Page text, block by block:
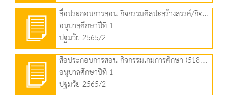
สื่อประกอบการสอน กิจกรรมศิลปะสร้างสรรค์/กิจกรรมเล่นตามมุม (2.22 MB)
อนุบาลศึกษาปีที่ 1
ปฐมวัย 2565/2
สื่อประกอบการสอน กิจกรรมเกมการศึกษา (518.76 KB)
อนุบาลศึกษาปีที่ 1
ปฐมวัย 2565/2